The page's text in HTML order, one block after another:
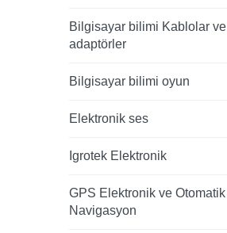
Bilgisayar bilimi Kablolar ve
adaptörler
Bilgisayar bilimi oyun
Elektronik ses
Igrotek Elektronik
GPS Elektronik ve Otomatik
Navigasyon